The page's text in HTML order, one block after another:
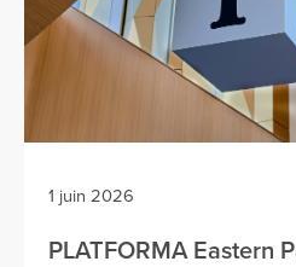
1 juin 2026
PLATFORMA Eastern